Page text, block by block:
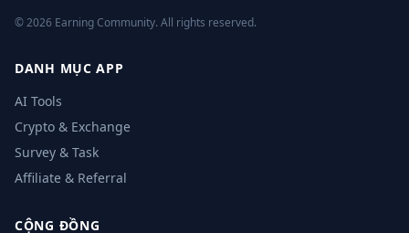
© 2026 Earning Community. All rights reserved.
DANH MỤC APP
AI Tools
Crypto & Exchange
Survey & Task
Affiliate & Referral
CỘNG ĐỒNG